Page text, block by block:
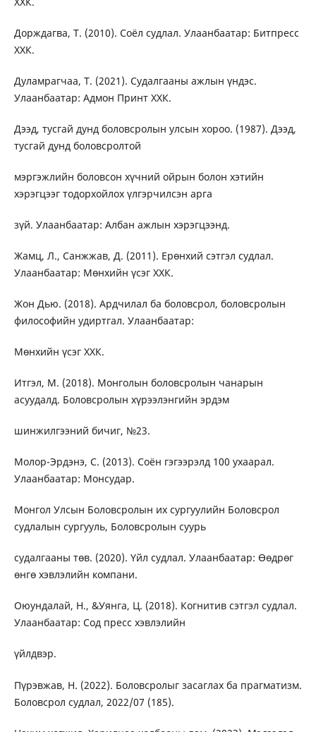
Дорждагва, Т. (2010). Соёл судлал. Улаанбаатар: Битпресс
ХХК.
Дуламрагчаа, Т. (2021). Судалгааны ажлын үндэс.
Улаанбаатар: Адмон Принт ХХК.
Дээд, тусгай дунд боловсролын улсын хороо. (1987). Дээд,
тусгай дунд боловсролтой
мэргэжлийн боловсон хүчний ойрын болон хэтийн
хэрэгцээг тодорхойлох үлгэрчилсэн арга
зүй. Улаанбаатар: Албан ажлын хэрэгцээнд.
Жамц, Л., Санжжав, Д. (2011). Ерөнхий сэтгэл судлал.
Улаанбаатар: Мөнхийн үсэг ХХК.
Жон Дью. (2018). Ардчилал ба боловсрол, боловсролын
философийн удиртгал. Улаанбаатар:
Мөнхийн үсэг ХХК.
Итгэл, М. (2018). Монголын боловсролын чанарын
асуудалд. Боловсролын хүрээлэнгийн эрдэм
шинжилгээний бичиг, №23.
Молор-Эрдэнэ, С. (2013). Соён гэгээрэлд 100 ухаарал.
Улаанбаатар: Монсудар.
Монгол Улсын Боловсролын их сургуулийн Боловсрол
судлалын сургууль, Боловсролын суурь
судалгааны төв. (2020). Үйл судлал. Улаанбаатар: Өөдрөг
өнгө хэвлэлийн компани.
Оюундалай, Н., &Уянга, Ц. (2018). Когнитив сэтгэл судлал.
Улаанбаатар: Сод пресс хэвлэлийн
үйлдвэр.
Пүрэвжав, Н. (2022). Боловсролыг засаглах ба прагматизм.
Боловсрол судлал, 2022/07 (185).